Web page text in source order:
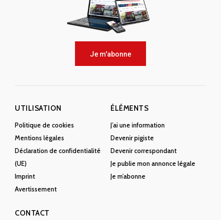
Je m'abonne
UTILISATION
Politique de cookies
Mentions légales
Déclaration de confidentialité
(UE)
Imprint
Avertissement
ÉLÉMENTS
J’ai une information
Devenir pigiste
Devenir correspondant
Je publie mon annonce légale
Je m’abonne
CONTACT